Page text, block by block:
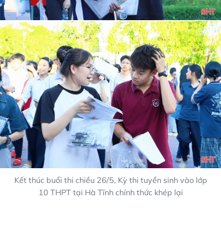
Kết thúc buổi thi chiều 26/5, Kỳ thi tuyển sinh vào lớp
10 THPT tại Hà Tĩnh chính thức khép lại